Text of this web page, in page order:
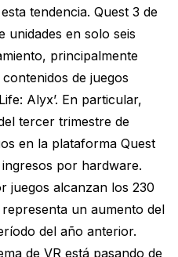
tendencia. Quest 3 de
unidades en solo seis
principalmente
de juegos
Alyx’. En particular,
tercer trimestre de
en la plataforma Quest
por hardware.
juegos alcanzan los 230
un aumento del
del año anterior.
de VR está pasando de